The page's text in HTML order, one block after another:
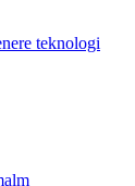
teknologi